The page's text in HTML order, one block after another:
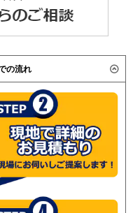
の流れ